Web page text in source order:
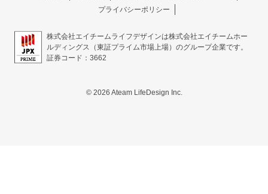
プライバシーポリシー
株式会社エイチームライフデザインは株式会社エイチームホー
ルディングス（東証プライム市場上場）のグループ企業です。
証券コード：3662
© 2026 Ateam LifeDesign Inc.